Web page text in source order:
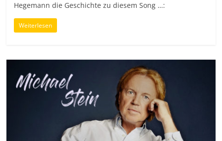
Hegemann die Geschichte zu diesem Song …:
Weiterlesen